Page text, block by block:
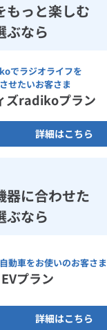
もっと楽しむ
ぶなら
でラジオライフを
せたいお客さま
ズradikoプラン
詳細はこちら
器に合わせた
ぶなら
動車をお使いのお客さま
プラン
詳細はこちら